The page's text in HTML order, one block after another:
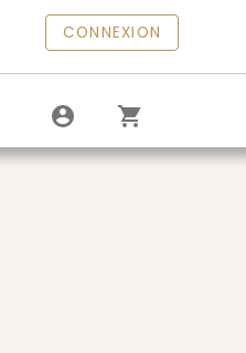
CONNEXION